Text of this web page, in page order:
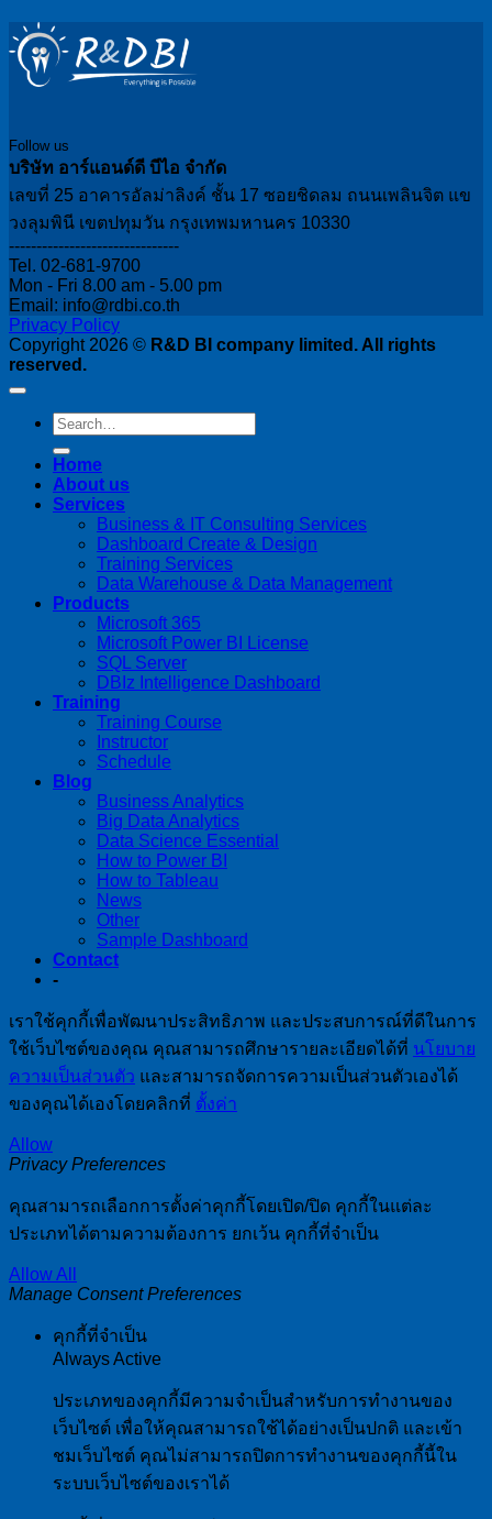
Follow us
บริษัท อาร์แอนด์ดี บีไอ จำกัด
เลขที่ 25 อาคารอัลม่าลิงค์ ชั้น 17 ซอยชิดลม ถนนเพลินจิต แข
วงลุมพินี เขตปทุมวัน กรุงเทพมหานคร 10330
-------------------------------
Tel. 02-681-9700
Mon - Fri 8.00 am - 5.00 pm
Email: info@rdbi.co.th
Privacy Policy
Copyright 2026 © R&D BI company limited. All rights
reserved.
Home
About us
Services
Business & IT Consulting Services
Dashboard Create & Design
Training Services
Data Warehouse & Data Management
Products
Microsoft 365
Microsoft Power BI License
SQL Server
DBIz Intelligence Dashboard
Training
Training Course
Instructor
Schedule
Blog
Business Analytics
Big Data Analytics
Data Science Essential
How to Power BI
How to Tableau
News
Other
Sample Dashboard
Contact
-
เราใช้คุกกี้เพื่อพัฒนาประสิทธิภาพ และประสบการณ์ที่ดีในการ
ใช้เว็บไซต์ของคุณ คุณสามารถศึกษารายละเอียดได้ที่ นโยบาย
ความเป็นส่วนตัว และสามารถจัดการความเป็นส่วนตัวเองได้
ของคุณได้เองโดยคลิกที่ ตั้งค่า
Allow
Privacy Preferences
คุณสามารถเลือกการตั้งค่าคุกกี้โดยเปิด/ปิด คุกกี้ในแต่ละ
ประเภทได้ตามความต้องการ ยกเว้น คุกกี้ที่จำเป็น
Allow All
Manage Consent Preferences
คุกกี้ที่จำเป็น
Always Active
ประเภทของคุกกี้มีความจำเป็นสำหรับการทำงานของ
เว็บไซต์ เพื่อให้คุณสามารถใช้ได้อย่างเป็นปกติ และเข้า
ชมเว็บไซต์ คุณไม่สามารถปิดการทำงานของคุกกี้นี้ใน
ระบบเว็บไซต์ของเราได้